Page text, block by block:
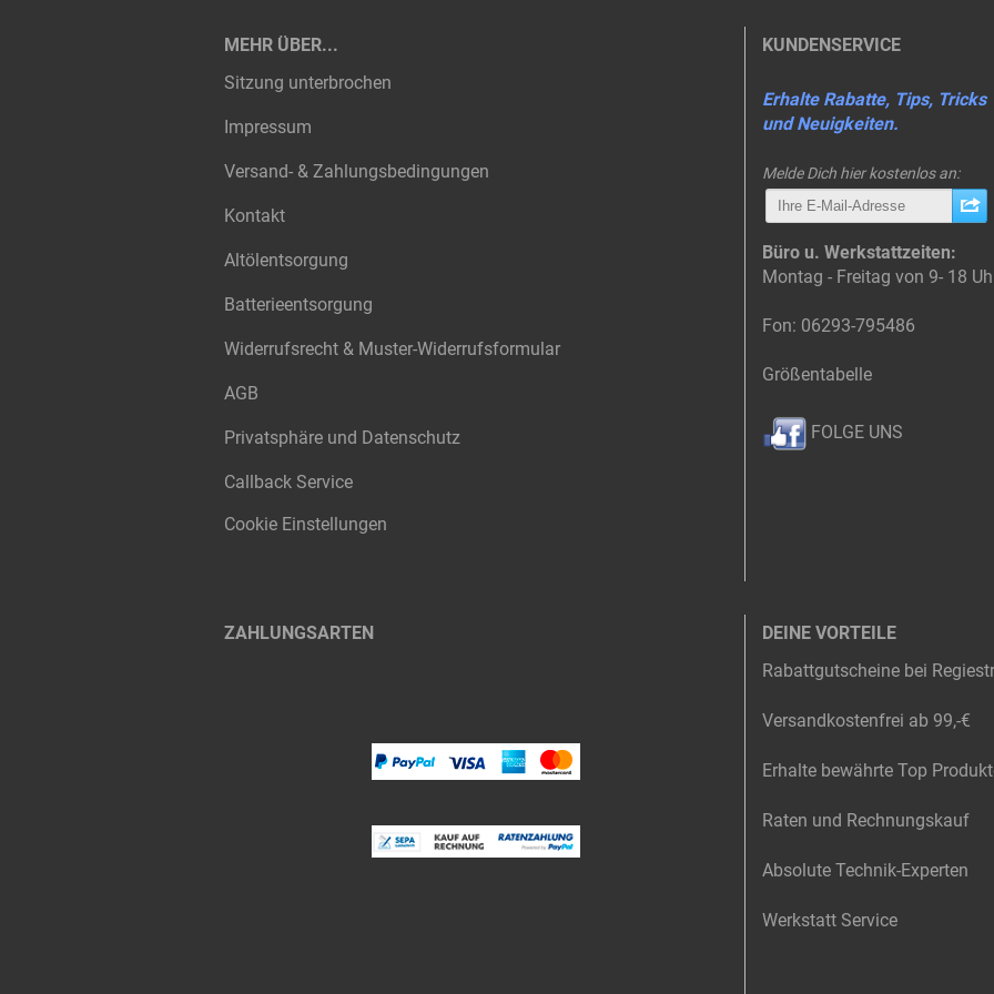
MEHR ÜBER...
Sitzung unterbrochen
Impressum
Versand- & Zahlungsbedingungen
Kontakt
Altölentsorgung
Batterieentsorgung
Widerrufsrecht & Muster-Widerrufsformular
AGB
Privatsphäre und Datenschutz
Callback Service
Cookie Einstellungen
KUNDENSERVICE
Erhalte Rabatte, Tips, Tricks
und Neuigkeiten.
Melde Dich hier kostenlos an:
Büro u. Werkstattzeiten:
Montag - Freitag von 9- 18
Fon: 06293-795486
Größentabelle
FOLGE UNS
ZAHLUNGSARTEN
DEINE VORTEILE
Rabattgutscheine bei
Versandkostenfrei ab 99,-€
Erhalte bewährte Top
Raten und Rechnungskauf
Absolute Technik-Experten
Werkstatt Service